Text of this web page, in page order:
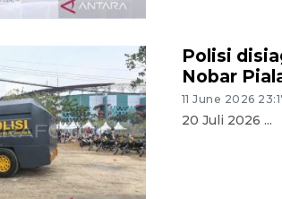
Polisi
Nobar
11 June 2026
20 Juli 2026 ...